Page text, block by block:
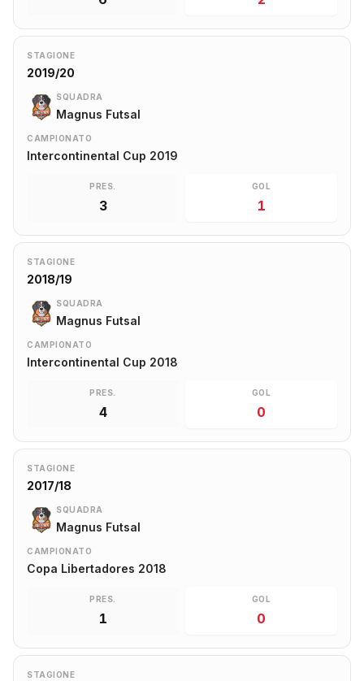
STAGIONE
2019/20
SQUADRA
Magnus Futsal
CAMPIONATO
Intercontinental Cup 2019
PRES.
3
GOL
1
STAGIONE
2018/19
SQUADRA
Magnus Futsal
CAMPIONATO
Intercontinental Cup 2018
PRES.
4
GOL
0
STAGIONE
2017/18
SQUADRA
Magnus Futsal
CAMPIONATO
Copa Libertadores 2018
PRES.
1
GOL
0
STAGIONE